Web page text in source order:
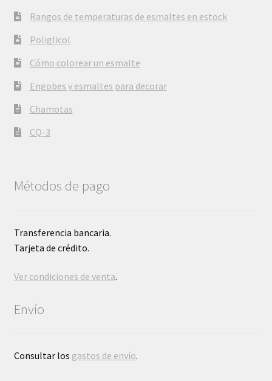
Rangos de temperaturas de esmaltes en estock
Poliglicol
Cómo colorear un esmalte
Engobes y esmaltes para decorar
Chamotas
CQ-3
Métodos de pago
Transferencia bancaria.
Tarjeta de crédito.
Ver condiciones de venta.
Envío
Consultar los gastos de envío.